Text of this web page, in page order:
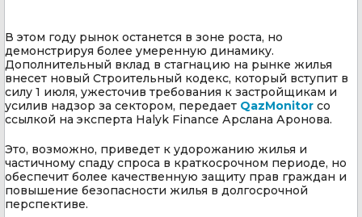
В этом году рынок останется в зоне роста, но
демонстрируя более умеренную динамику.
Дополнительный вклад в стагнацию на рынке жилья
внесет новый Строительный кодекс, который вступит в
силу 1 июля, ужесточив требования к застройщикам и
усилив надзор за сектором, передает QazMonitor со
ссылкой на эксперта Halyk Finance Арслана Аронова.
Это, возможно, приведет к удорожанию жилья и
частичному спаду спроса в краткосрочном периоде, но
обеспечит более качественную защиту прав граждан и
повышение безопасности жилья в долгосрочной
перспективе.